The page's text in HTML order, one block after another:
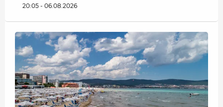
20:05 - 06.08.2026